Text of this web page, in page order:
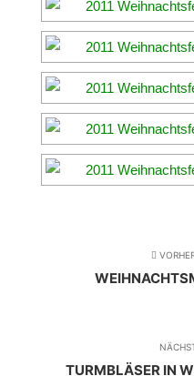
TURMBLÄSER IN